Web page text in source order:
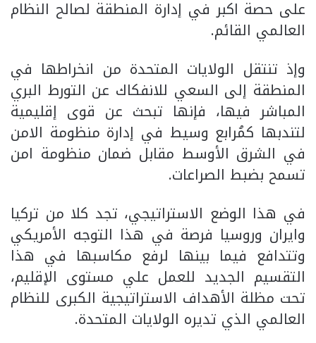
على حصة اكبر في إدارة المنطقة لصالح النظام
العالمي القائم.
وإذ تنتقل الولايات المتحدة من انخراطها في
المنطقة إلى السعي للانفكاك عن التورط البري
المباشر فيها، فإنها تبحث عن قوى إقليمية
لتندبها كمُرابع وسيط في إدارة منظومة الامن
في الشرق الأوسط مقابل ضمان منظومة امن
تسمح بضبط الصراعات.
في هذا الوضع الاستراتيجي، تجد كلا من تركيا
وايران وروسيا فرصة في هذا التوجه الأمريكي
وتتدافع فيما بينها لرفع مكاسبها في هذا
التقسيم الجديد للعمل علي مستوى الإقليم،
تحت مظلة الأهداف الاستراتيجية الكبرى للنظام
العالمي الذي تديره الولايات المتحدة.